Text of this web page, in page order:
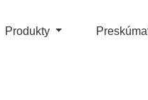
Produkty